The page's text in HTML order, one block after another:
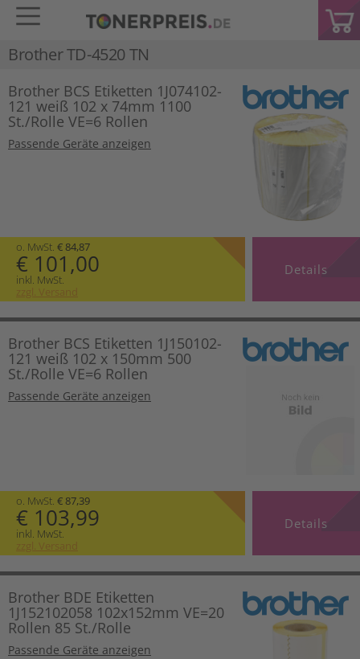
Brother TD-4520 TN
Brother BCS Etiketten 1J074102-
121 weiß 102 x 74mm 1100
St./Rolle VE=6 Rollen
Passende Geräte anzeigen
o. MwSt. € 84,87
€ 101,00
inkl. MwSt.
zzgl. Versand
Details
Brother BCS Etiketten 1J150102-
121 weiß 102 x 150mm 500
St./Rolle VE=6 Rollen
Passende Geräte anzeigen
o. MwSt. € 87,39
€ 103,99
inkl. MwSt.
zzgl. Versand
Details
Brother BDE Etiketten
1J152102058 102x152mm VE=20
Rollen 85 St./Rolle
Passende Geräte anzeigen